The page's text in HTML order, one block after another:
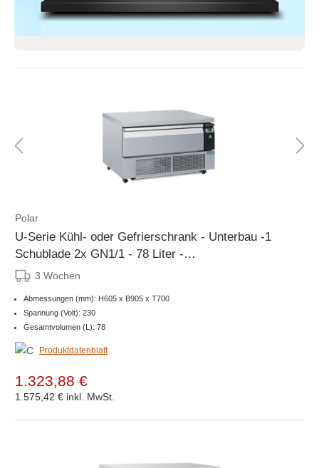
Polar
U-Serie Kühl- oder Gefrierschrank - Unterbau -1
Schublade 2x GN1/1 - 78 Liter -
905x700x(h)605mm
3 Wochen
Abmessungen (mm): H605 x B905 x T700
Spannung (Volt): 230
Gesamtvolumen (L): 78
Produktdatenblatt
1.323,88 €
1.575,42 € inkl. MwSt.